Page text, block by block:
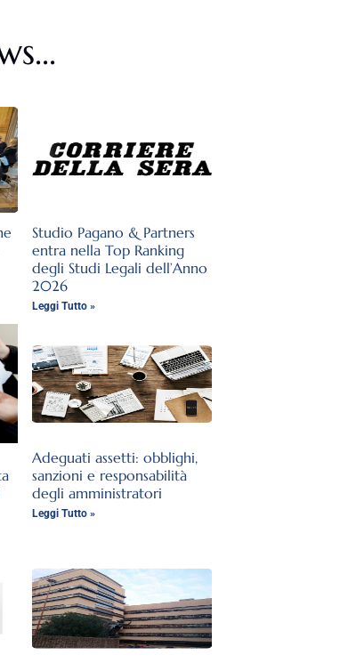
Studio Pagano & Partners
entra nella Top Ranking
degli Studi Legali dell’Anno
2026
Leggi Tutto »
Adeguati assetti: obblighi,
sanzioni e responsabilità
degli amministratori
Leggi Tutto »